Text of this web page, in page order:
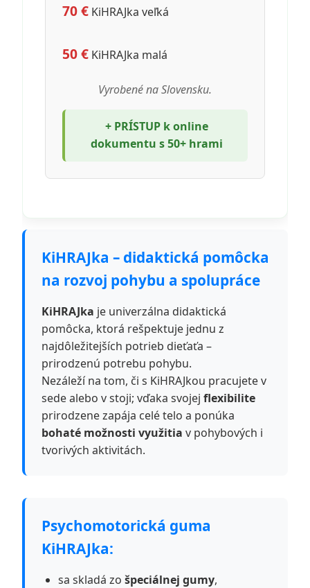
70 € KiHRAJka veľká
50 € KiHRAJka malá
Vyrobené na Slovensku.
+ PRÍSTUP k online
dokumentu s 50+ hrami
KiHRAJka – didaktická pomôcka
na rozvoj pohybu a spolupráce
KiHRAJka je univerzálna didaktická
pomôcka, ktorá rešpektuje jednu z
najdôležitejších potrieb dieťaťa –
prirodzenú potrebu pohybu.
Nezáleží na tom, či s KiHRAJkou pracujete v
sede alebo v stoji; vďaka svojej flexibilite
prirodzene zapája celé telo a ponúka
bohaté možnosti využitia v pohybových i
tvorivých aktivitách.
Psychomotorická guma
KiHRAJka:
sa skladá zo špeciálnej gumy,